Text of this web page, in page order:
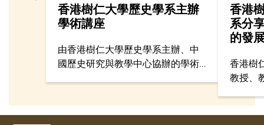
香港樹仁大學歷史學系主辦
學術講座
由香港樹仁大學歷史學系主辦、中
國歷史研究與教學中心協辦的學術
化團體逾百名師生參加。
香港
系分
的發
香港樹
教授、
享香港